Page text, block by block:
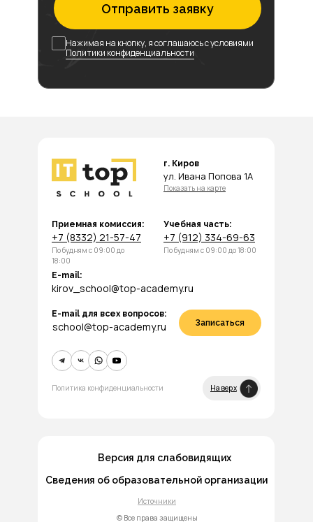
Отправить заявку
Нажимая на кнопку, я соглашаюсь с условиями
Политики конфиденциальности
Наверх
Политика конфиденциальности
По будням с 09:00 до
18:00
г. Киров
Приемная комиссия:
kirov_school@top-academy.ru
По будням с 09:00 до 18:00
Учебная часть:
E-mail:
ул. Ивана Попова 1А
Показать на карте
school@top-academy.ru
E-mail для всех вопросов:
Записаться
+7 (8332) 21-57-47 +7 (912) 334-69-63
Версия для слабовидящих
Сведения об образовательной организации
Источники
© Все права защищены